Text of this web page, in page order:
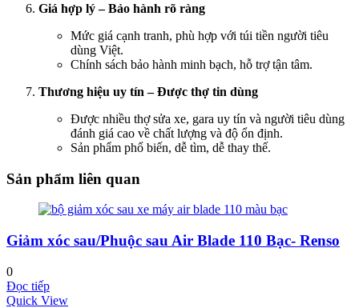
Giá hợp lý – Bảo hành rõ ràng
Mức giá cạnh tranh, phù hợp với túi tiền người tiêu
dùng Việt.
Chính sách bảo hành minh bạch, hỗ trợ tận tâm.
Thương hiệu uy tín – Được thợ tin dùng
Được nhiều thợ sửa xe, gara uy tín và người tiêu dùng
đánh giá cao về chất lượng và độ ổn định.
Sản phẩm phổ biến, dễ tìm, dễ thay thế.
Sản phẩm liên quan
Giảm xóc sau/Phuộc sau Air Blade 110 Bạc- Renso
0
Đọc tiếp
Quick View